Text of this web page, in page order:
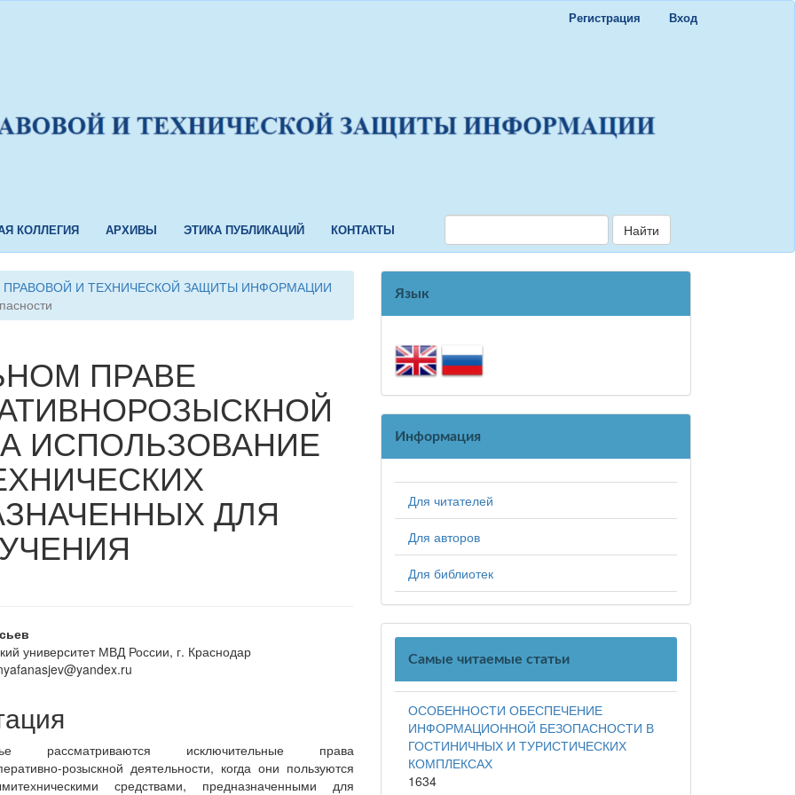
Регистрация Вход
КОЛЛЕГИЯ АРХИВЫ ЭТИКА ПУБЛИКАЦИЙ КОНТАКТЫ Найти
ПРАВОВОЙ И ТЕХНИЧЕСКОЙ ЗАЩИТЫ ИНФОРМАЦИИ
ПРАВЕ
ИСПОЛЬЗОВАНИЕ
ДЛЯ
университет МВД России, г. Краснодар
рассматриваются исключительные права
розыскной деятельности, когда они пользуются
средствами, предназначенными для
Язык
Информация
Для читателей
Для авторов
Для библиотек
Самые читаемые статьи
ОСОБЕННОСТИ ОБЕСПЕЧЕНИЕ
ИНФОРМАЦИОННОЙ БЕЗОПАСНОСТИ В
ГОСТИНИЧНЫХ И ТУРИСТИЧЕСКИХ
КОМПЛЕКСАХ
1634